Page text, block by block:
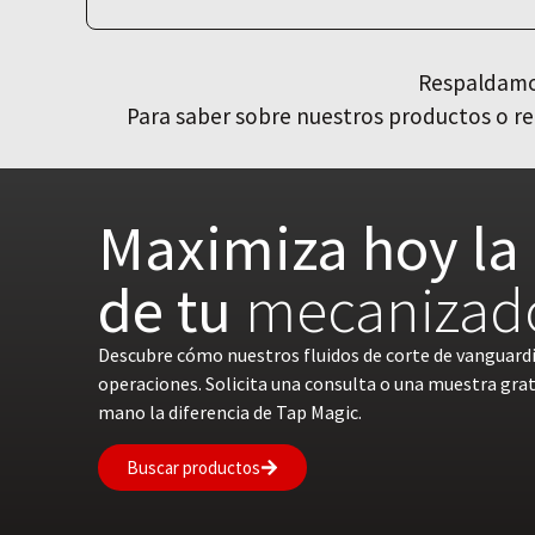
Para saber sobre nuestros productos o
Maximiza hoy
de tu
Descubre cómo nuestros fluidos de corte de
operaciones. Solicita una consulta o una muestra
mano la diferencia de Tap Magic.
Buscar productos